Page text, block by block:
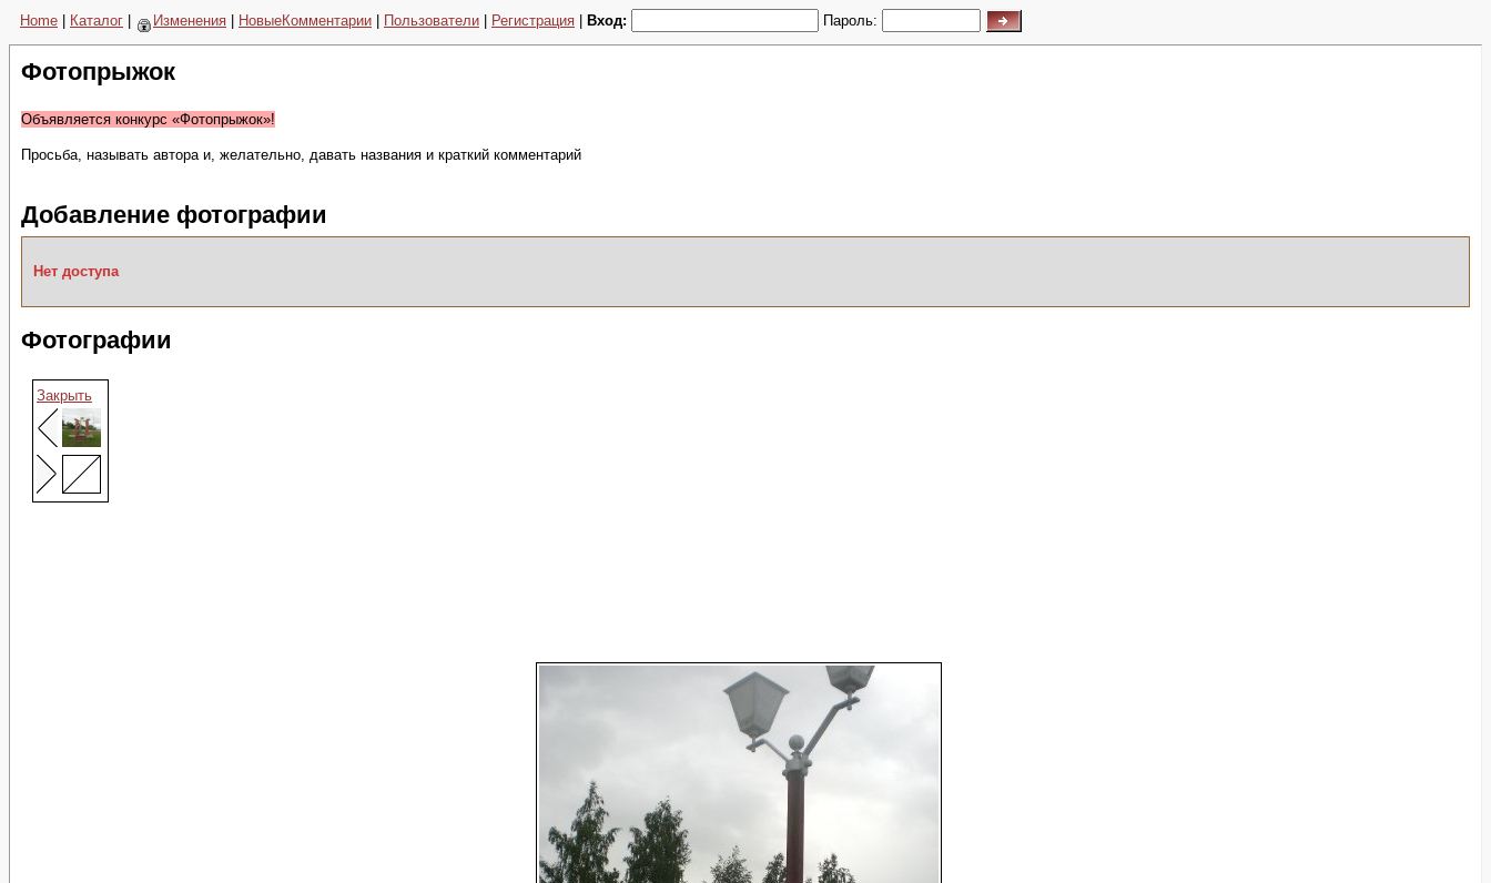
Home Каталог Изменения НовыеКомментарии Пользователи Регистрация Вход: Пароль:
Фотопрыжок
Объявляется конкурс «Фотопрыжок»!
Просьба, называть автора и, желательно, давать названия и краткий комментарий
Добавление фотографии
Нет доступа
Фотографии
Закрыть